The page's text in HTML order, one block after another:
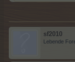
sf2010
Lebende